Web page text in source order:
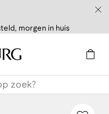
morgen in huis